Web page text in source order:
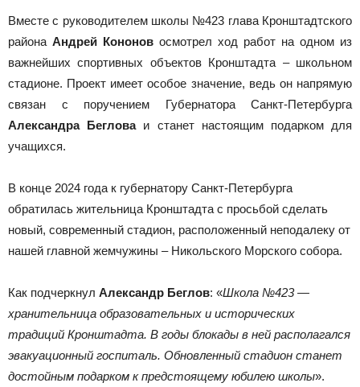
Вместе с руководителем школы №423 глава Кронштадтского
района Андрей Кононов осмотрел ход работ на одном из
важнейших спортивных объектов Кронштадта – школьном
стадионе. Проект имеет особое значение, ведь он напрямую
связан с поручением Губернатора Санкт-Петербурга
Александра Бегловаи станет настоящим подарком для
учащихся.
В конце 2024 года к губернатору Санкт-Петербурга
обратилась жительница Кронштадта с просьбой сделать
новый, современный стадион, расположенный неподалеку от
нашей главной жемчужины – Никольского Морского собора.
Как подчеркнул Александр Беглов: «Школа №423 —
хранительница образовательных и исторических
традиций Кронштадта. В годы блокады в ней располагался
эвакуационный госпиталь. Обновленный стадион станет
достойным подарком к предстоящему юбилею школы».